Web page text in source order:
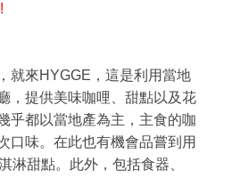
就來HYGGE，這是利用當地
，提供美味咖哩、甜點以及花
乎都以當地產為主，主食的咖
口味。在此也有機會品嘗到用
淋甜點。此外，包括食器、